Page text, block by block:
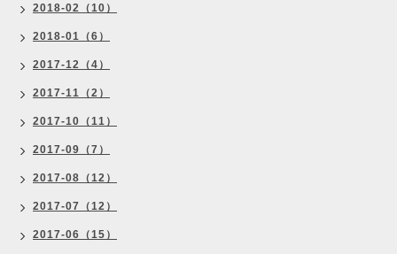
2018-02（10）
2018-01（6）
2017-12（4）
2017-11（2）
2017-10（11）
2017-09（7）
2017-08（12）
2017-07（12）
2017-06（15）